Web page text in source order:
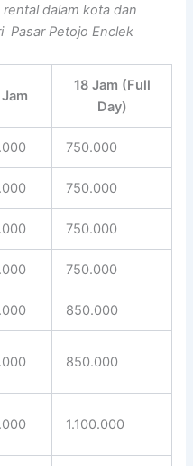
dalam kota dan
Pasar Petojo Enclek
18 Jam (Full
Day)
750.000
750.000
750.000
750.000
850.000
850.000
1.100.000